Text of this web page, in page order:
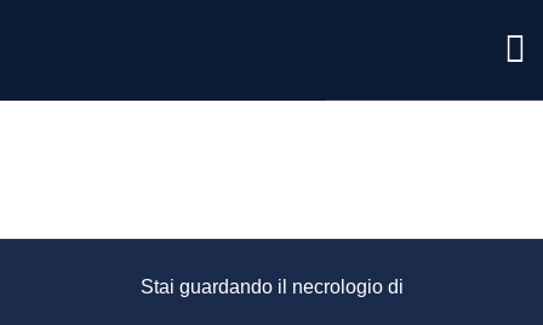
Stai guardando il necrologio di